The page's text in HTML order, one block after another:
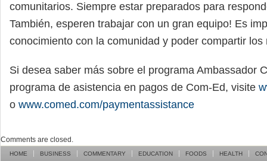
comunitarios. Siempre estar preparados para
También, esperen trabajar con un gran equipo! Es
conocimiento con la comunidad y poder compartir
Si desea saber más sobre el programa Ambassador
programa de asistencia en pagos de Com-Ed, visite
o www.comed.com/paymentassistance
Comments are closed.
HOME BUSINESS COMMENTARY EDUCATION FOODS HEALTH